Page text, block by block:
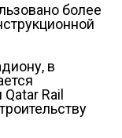
более
в
Rail